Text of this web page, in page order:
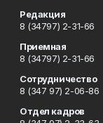
Редакция
8 (34797) 2-31-66
Приемная
8 (34797) 2-31-66
Сотрудничество
8 (347 97) 2-06-86
Отдел кадров